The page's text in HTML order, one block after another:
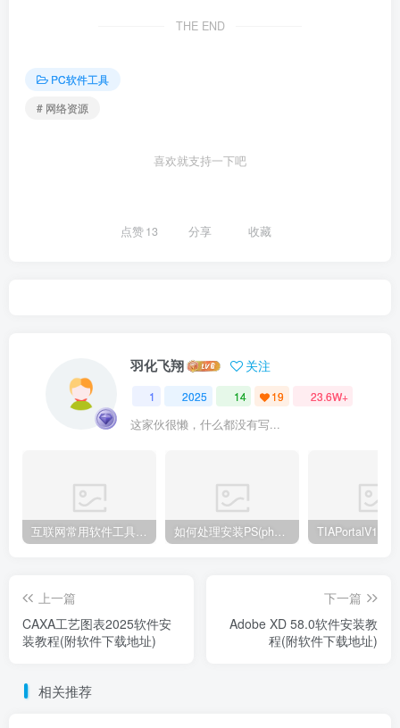
THE END
PC软件工具
# 网络资源
喜欢就支持一下吧
点赞13 分享 收藏
羽化飞翔 关注
1 2025 14 19 23.6W+
这家伙很懒，什么都没有写...
互联网常用软件工具资源汇总贴 如何处理安装PS(photoshop cc2018) 时，提示系统或者IE浏览器需要升级
上一篇
CAXA工艺图表2025软件安
装教程(附软件下载地址)
下一篇
Adobe XD 58.0软件安装教
程(附软件下载地址)
相关推荐